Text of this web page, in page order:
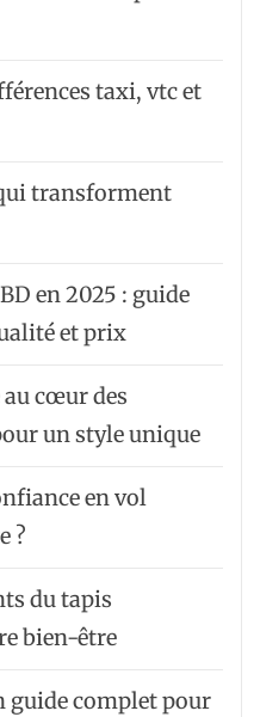
taxi, vtc et
transforment
en 2025 : guide
et prix
cœur des
un style unique
en vol
?
du tapis
bien-être
guide complet pour